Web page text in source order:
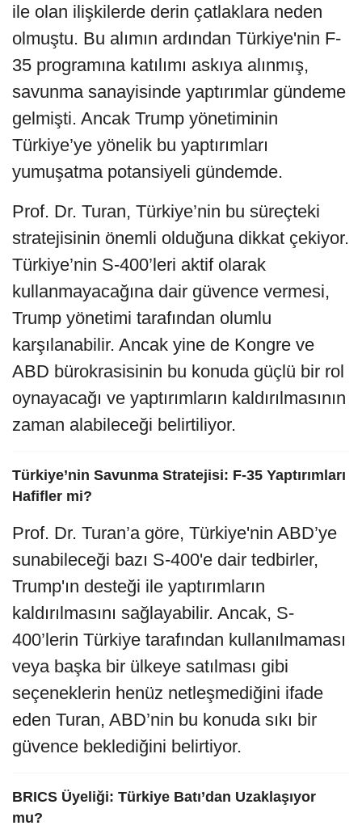
ile olan ilişkilerde derin çatlaklara neden
olmuştu. Bu alımın ardından Türkiye'nin F-
35 programına katılımı askıya alınmış,
savunma sanayisinde yaptırımlar gündeme
gelmişti. Ancak Trump yönetiminin
Türkiye’ye yönelik bu yaptırımları
yumuşatma potansiyeli gündemde.
Prof. Dr. Turan, Türkiye’nin bu süreçteki
stratejisinin önemli olduğuna dikkat çekiyor.
Türkiye’nin S-400’leri aktif olarak
kullanmayacağına dair güvence vermesi,
Trump yönetimi tarafından olumlu
karşılanabilir. Ancak yine de Kongre ve
ABD bürokrasisinin bu konuda güçlü bir rol
oynayacağı ve yaptırımların kaldırılmasının
zaman alabileceği belirtiliyor.
Türkiye’nin Savunma Stratejisi: F-35 Yaptırımları
Hafifler mi?
Prof. Dr. Turan’a göre, Türkiye'nin ABD’ye
sunabileceği bazı S-400'e dair tedbirler,
Trump'ın desteği ile yaptırımların
kaldırılmasını sağlayabilir. Ancak, S-
400’lerin Türkiye tarafından kullanılmaması
veya başka bir ülkeye satılması gibi
seçeneklerin henüz netleşmediğini ifade
eden Turan, ABD’nin bu konuda sıkı bir
güvence beklediğini belirtiyor.
BRICS Üyeliği: Türkiye Batı’dan Uzaklaşıyor
mu?